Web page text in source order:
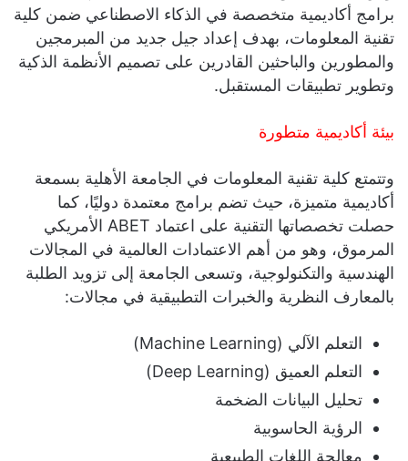
برامج أكاديمية متخصصة في الذكاء الاصطناعي ضمن كلية
تقنية المعلومات، بهدف إعداد جيل جديد من المبرمجين
والمطورين والباحثين القادرين على تصميم الأنظمة الذكية
وتطوير تطبيقات المستقبل.
بيئة أكاديمية متطورة
وتتمتع كلية تقنية المعلومات في الجامعة الأهلية بسمعة
أكاديمية متميزة، حيث تضم برامج معتمدة دوليًا، كما
حصلت تخصصاتها التقنية على اعتماد ABET الأمريكي
المرموق، وهو من أهم الاعتمادات العالمية في المجالات
الهندسية والتكنولوجية، وتسعى الجامعة إلى تزويد الطلبة
بالمعارف النظرية والخبرات التطبيقية في مجالات:
التعلم الآلي (Machine Learning)
التعلم العميق (Deep Learning)
تحليل البيانات الضخمة
الرؤية الحاسوبية
معالجة اللغات الطبيعية